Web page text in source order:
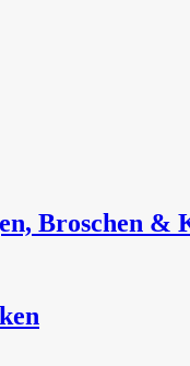
Broschen &